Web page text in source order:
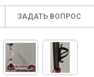
ЗАДАТЬ ВОПРОС